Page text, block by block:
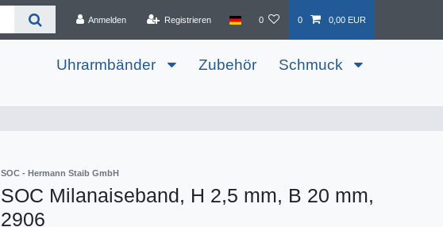
Anmelden Registrieren 0 0 0,00 EUR
Uhrarmbänder Zubehör Schmuck
SOC - Hermann Staib GmbH
SOC Milanaiseband, H 2,5 mm, B 20 mm,
2906